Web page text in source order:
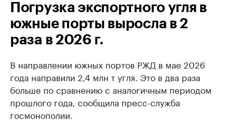
Погрузка экспортного угля в
южные порты выросла в 2
раза в 2026 г.
В направлении южных портов РЖД в мае 2026
года направили 2,4 млн т угля. Это в два раза
больше по сравнению с аналогичным периодом
прошлого года, сообщила пресс-служба
госмонополии.